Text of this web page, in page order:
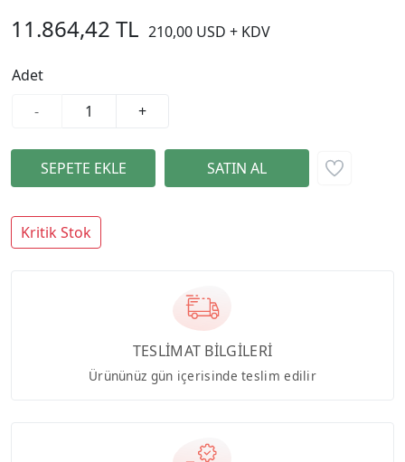
11.864,42 TL 210,00 USD + KDV
Adet
-
+
Kritik Stok
TESLİMAT BİLGİLERİ
Ürününüz gün içerisinde teslim edilir